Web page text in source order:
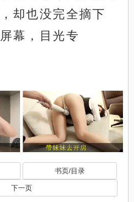
却也没完全摘下
幕，目光专
书页/目录
下一页